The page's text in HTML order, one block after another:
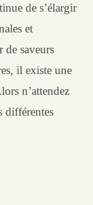
de s’élargir
et
de saveurs
il existe une
n’attendez
différentes